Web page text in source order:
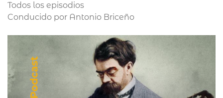
Todos los episodios
Conducido por Antonio Briceño